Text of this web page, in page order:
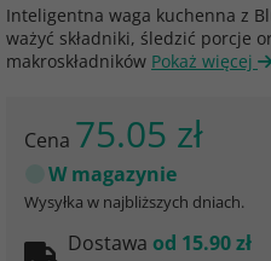
Inteligentna waga kuchenna z
ważyć składniki, śledzić porcje
makroskładników Pokaż więcej
Cena 75.05 zł
W magazynie
Wysyłka w najbliższych dniach.
Dostawa od 15.90 zł